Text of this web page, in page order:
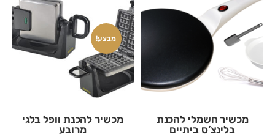
מכשיר חשמלי להכנת
בלינצ’ס ביתיים
מבצע!
מכשיר להכנת וופל בלגי
מרובע